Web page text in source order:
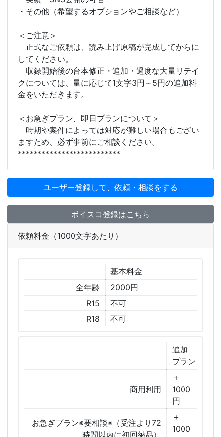
・その他（希望するオプションやご相談など）
＜ご注意＞
正式なご依頼は、読み上げ原稿が完成してからに
してください。
収録開始後の台本修正・追加・過度な大量リテイ
クについては、量に応じて1文字3円～5円の追加料
金をいただきます。
＜お急ぎプラン、即日プランについて＞
時期や案件によっては対応が難しい場合もござい
ますため、必ず事前にご相談ください。
**************************
ユーザー登録して、依頼・相談をする
ボイスコ登録はこちら
依頼料金（1000文字あたり）
基本料金
全年齢
2000円
R15
不可
R18
不可
追加
プラン
商用利用
＋
1000
円
お急ぎプラン※要相談※（受注より72
時間以内に初回納品）
＋
1000